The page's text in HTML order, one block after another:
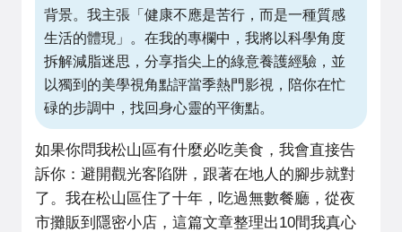
背景。我主張「健康不應是苦行，而是一種質感
生活的體現」。在我的專欄中，我將以科學角度
拆解減脂迷思，分享指尖上的綠意養護經驗，並
以獨到的美學視角點評當季熱門影視，陪你在忙
碌的步調中，找回身心靈的平衡點。
如果你問我松山區有什麼必吃美食，我會直接告
訴你：避開觀光客陷阱，跟著在地人的腳步就對
了。我在松山區住了十年，吃過無數餐廳，從夜
市攤販到隱密小店，這篇文章整理出10間我真心